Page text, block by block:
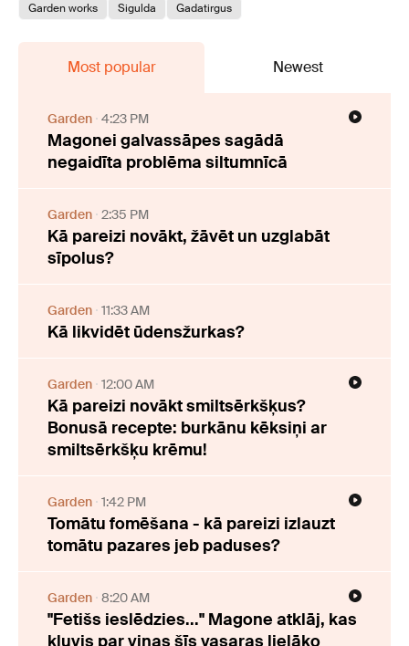
Garden works Sigulda Gadatirgus
Most popular Newest
Garden 4:23 PM
Magonei galvassāpes sagādā
negaidīta problēma siltumnīcā
Garden 2:35 PM
Kā pareizi novākt, žāvēt un uzglabāt
sīpolus?
Garden 11:33 AM
Kā likvidēt ūdensžurkas?
Garden 12:00 AM
Kā pareizi novākt smiltsērkšķus?
Bonusā recepte: burkānu kēksiņi ar
smiltsērkšķu krēmu!
Garden 1:42 PM
Tomātu fomēšana - kā pareizi izlauzt
tomātu pazares jeb paduses?
Garden 8:20 AM
"Fetišs ieslēdzies..." Magone atklāj, kas